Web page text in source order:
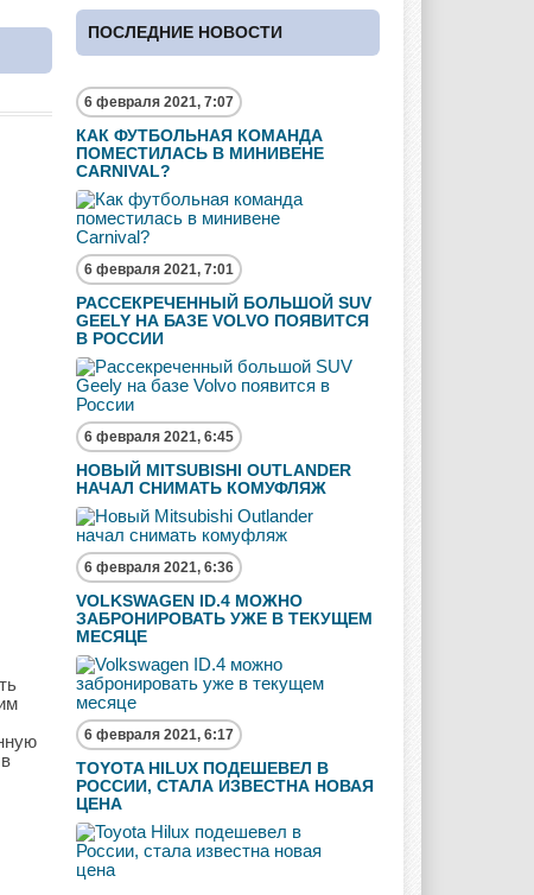
ПОСЛЕДНИЕ НОВОСТИ
6 февраля 2021, 7:07
КАК ФУТБОЛЬНАЯ КОМАНДА
ПОМЕСТИЛАСЬ В МИНИВЕНЕ
CARNIVAL?
6 февраля 2021, 7:01
РАССЕКРЕЧЕННЫЙ БОЛЬШОЙ SUV
GEELY НА БАЗЕ VOLVO ПОЯВИТСЯ
В РОССИИ
6 февраля 2021, 6:45
НОВЫЙ MITSUBISHI OUTLANDER
НАЧАЛ СНИМАТЬ КОМУФЛЯЖ
6 февраля 2021, 6:36
VOLKSWAGEN ID.4 МОЖНО
ЗАБРОНИРОВАТЬ УЖЕ В ТЕКУЩЕМ
МЕСЯЦЕ
6 февраля 2021, 6:17
TOYOTA HILUX ПОДЕШЕВЕЛ В
РОССИИ, СТАЛА ИЗВЕСТНА НОВАЯ
ЦЕНА